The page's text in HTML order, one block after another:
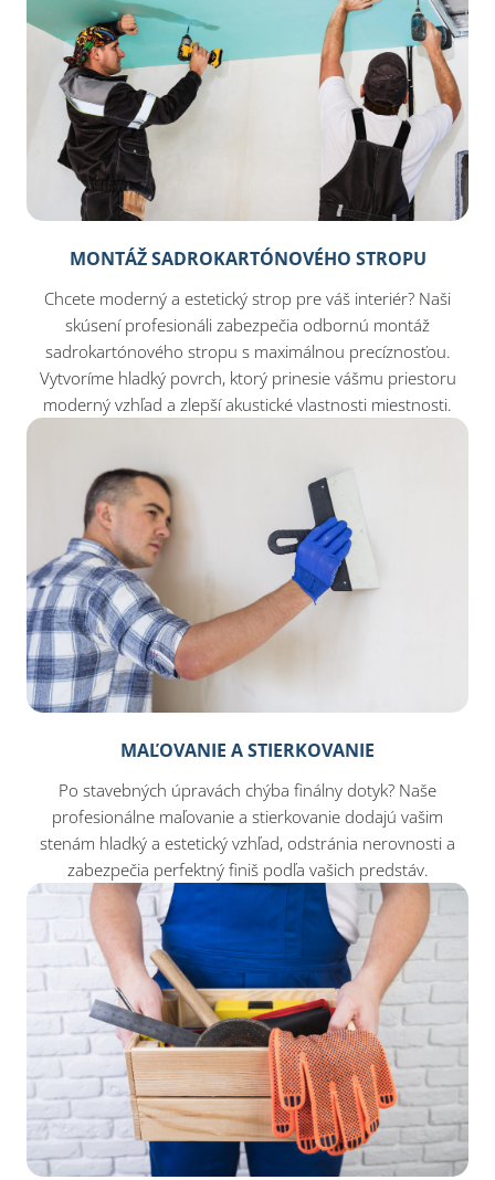
MONTÁŽ SADROKARTÓNOVÉHO STROPU
Chcete moderný a estetický strop pre váš interiér? Naši
skúsení profesionáli zabezpečia odbornú montáž
sadrokartónového stropu s maximálnou precíznosťou.
Vytvoríme hladký povrch, ktorý prinesie vášmu priestoru
moderný vzhľad a zlepší akustické vlastnosti miestnosti.
MAĽOVANIE A STIERKOVANIE
Po stavebných úpravách chýba finálny dotyk? Naše
profesionálne maľovanie a stierkovanie dodajú vašim
stenám hladký a estetický vzhľad, odstránia nerovnosti a
zabezpečia perfektný finiš podľa vašich predstáv.